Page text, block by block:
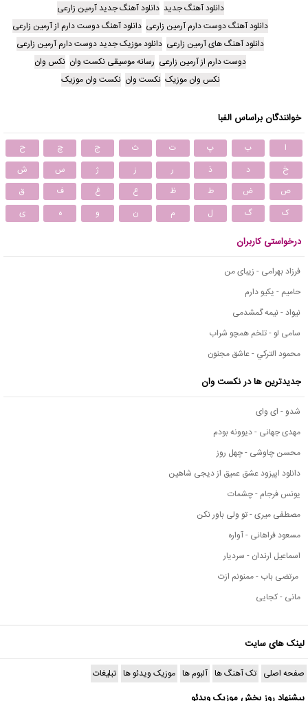
دانلود آهنگ جدید دانلود آهنگ جدید آرمین زارعی
دانلود آهنگ دوست دارم آرمین زارعی دانلود آهنگ دوست دارم از آرمین زارعی
دانلود آهنگ های آرمین زارعی دانلود موزیک جدید دوست دارم آرمین زارعی
دوست دارم از آرمین زارعی رسانه موسیقی نکست وان نکس وان
نکس وان موزیک نکست وان نکست وان موزیک
خوانندگان براساس الفبا
ا ب پ ت ث ج چ
ح
خ
د ذ ر ز ژ س
ش
ص
ض ط ظ ع غ ف
ق
ک
گ ل م ن و ه ی
درخواستی کاربران
فرزاد بهرامی - زیبای من
حامیم - یکیو دارم
نیواد - نیمه گمشدمی
سامی لو - تلخم همچو شراب
محمود التركي - عاشق مجنون
جدیدترین ها در نکست وان
شدو - ای وای
مهدی جهانی - دیوونه بودم
محسن چاوشی - چهل روز
دانلود اپیزود عشق عمیق از دیجی شاهین
یونس فرجام - چشمات
مصطفی میری - تو ولی باور نکن
مسعود فراهانی - آواره
اسماعیل ارندان - سردیار
مرتضی باب - ممنونم ازت
مانی - کجایی
لینک های سایت
صفحه اصلی تک آهنگ ها آلبوم ها موزیک ویدئو ها تبلیغات